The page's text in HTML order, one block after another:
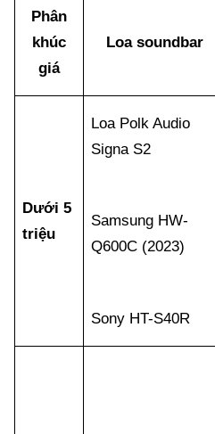
Phân
khúc
giá
Loa soundbar
Dưới 5
triệu
Loa Polk Audio
Signa S2
Samsung HW-
Q600C (2023)
Sony HT-S40R